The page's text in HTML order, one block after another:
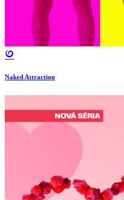
Naked Attraction